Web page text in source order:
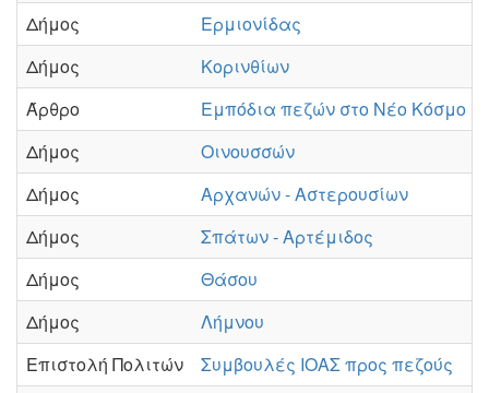
Δήμος
Ερμιονίδας
Δήμος
Κορινθίων
Άρθρο
Εμπόδια πεζών στο Νέο Κόσμο
Δήμος
Οινουσσών
Δήμος
Αρχανών - Αστερουσίων
Δήμος
Σπάτων - Αρτέμιδος
Δήμος
Θάσου
Δήμος
Λήμνου
Επιστολή Πολιτών
Συμβουλές ΙΟΑΣ προς πεζούς